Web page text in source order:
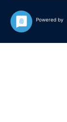
Powered by